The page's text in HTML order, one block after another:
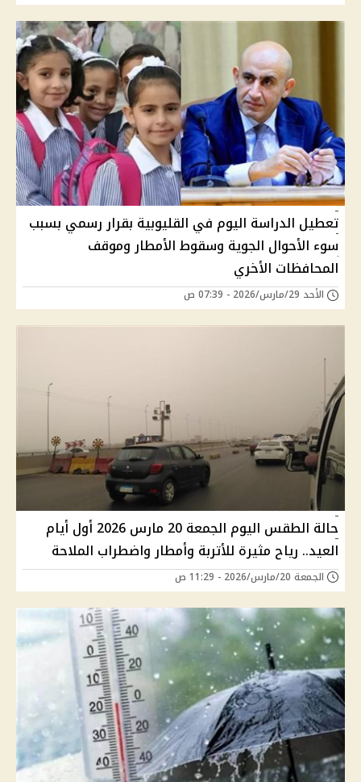
تعطيل الدراسة اليوم في القليوبية بقرار رسمي بسبب
سوء الأحوال الجوية وسقوط الأمطار وموقف
المحافظات الأخري
الأحد 29/مارس/2026 - 07:39 ص
حالة الطقس اليوم الجمعة 20 مارس 2026 أول أيام
العيد.. رياح مثيرة للأتربة وأمطار واضطراب الملاحة
الجمعة 20/مارس/2026 - 11:29 ص